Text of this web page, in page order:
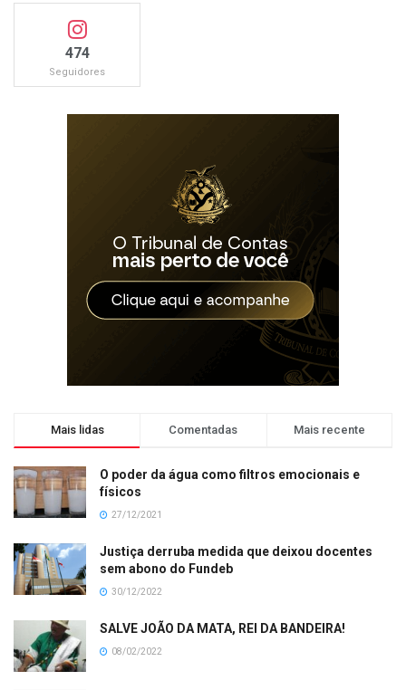
474
Seguidores
Mais lidas Comentadas Mais recente
O poder da água como filtros emocionais e
físicos
27/12/2021
Justiça derruba medida que deixou docentes
sem abono do Fundeb
30/12/2022
SALVE JOÃO DA MATA, REI DA BANDEIRA!
08/02/2022